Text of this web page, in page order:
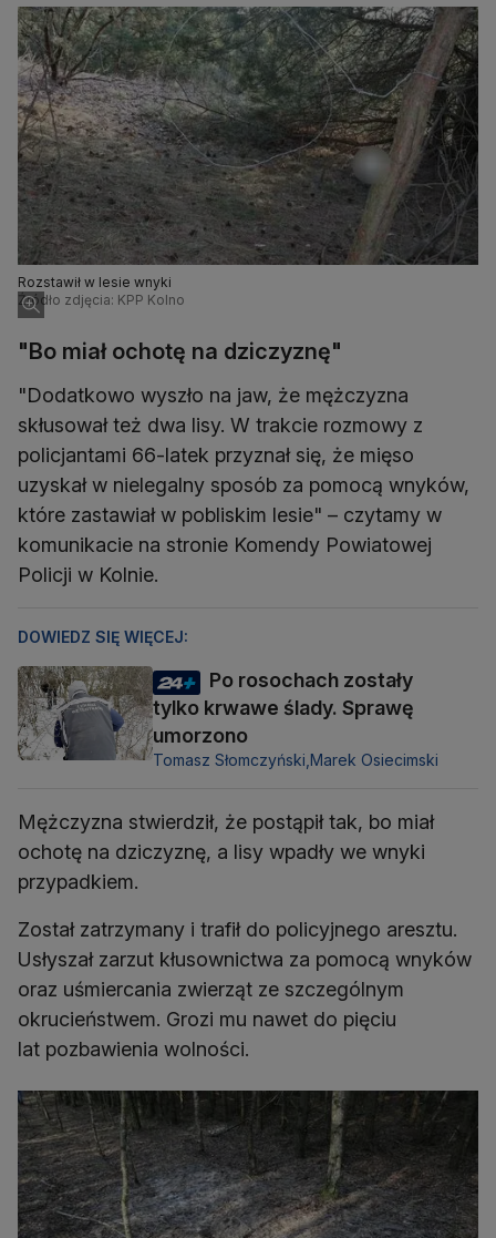
Rozstawił w lesie wnyki
Źródło zdjęcia: KPP Kolno
"Bo miał ochotę na dziczyznę"
"Dodatkowo wyszło na jaw, że mężczyzna
skłusował też dwa lisy. W trakcie rozmowy z
policjantami 66-latek przyznał się, że mięso
uzyskał w nielegalny sposób za pomocą wnyków,
które zastawiał w pobliskim lesie" – czytamy w
komunikacie na stronie Komendy Powiatowej
Policji w Kolnie.
DOWIEDZ SIĘ WIĘCEJ:
Po rosochach zostały
tylko krwawe ślady. Sprawę
umorzono
Tomasz Słomczyński, Marek Osiecimski
Mężczyzna stwierdził, że postąpił tak, bo miał
ochotę na dziczyznę, a lisy wpadły we wnyki
przypadkiem.
Został zatrzymany i trafił do policyjnego aresztu.
Usłyszał zarzut kłusownictwa za pomocą wnyków
oraz uśmiercania zwierząt ze szczególnym
okrucieństwem. Grozi mu nawet do pięciu
lat pozbawienia wolności.